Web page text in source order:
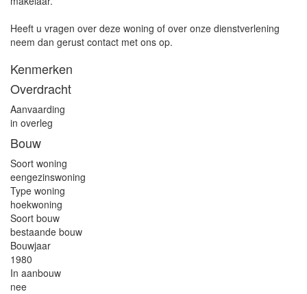
Heeft u vragen over deze woning of over onze dienstverlening
neem dan gerust contact met ons op.
Kenmerken
Overdracht
Aanvaarding
in overleg
Bouw
Soort woning
eengezinswoning
Type woning
hoekwoning
Soort bouw
bestaande bouw
Bouwjaar
1980
In aanbouw
nee